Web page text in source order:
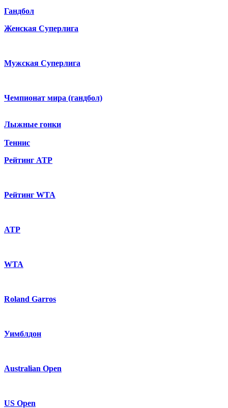
Гандбол
Женская Суперлига
Мужская Суперлига
Чемпионат мира (гандбол)
Лыжные гонки
Теннис
Рейтинг ATP
Рейтинг WTA
ATP
WTA
Roland Garros
Уимблдон
Australian Open
US Open